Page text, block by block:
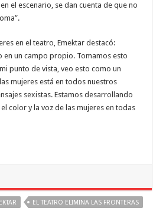
el escenario, se dan cuenta de que no
en el teatro, Emektar destacó:
en un campo propio. Tomamos esto
punto de vista, veo esto como un
mujeres está en todos nuestros
sexistas. Estamos desarrollando
color y la voz de las mujeres en todas
EL TEATRO ELIMINA LAS FRONTERAS